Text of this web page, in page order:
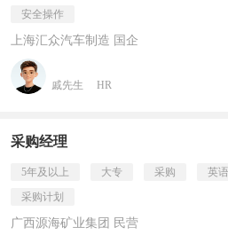
安全操作
上海汇众汽车制造 国企
戚先生 HR
采购经理
5年及以上 大专 采购 英语
采购计划
广西源海矿业集团 民营